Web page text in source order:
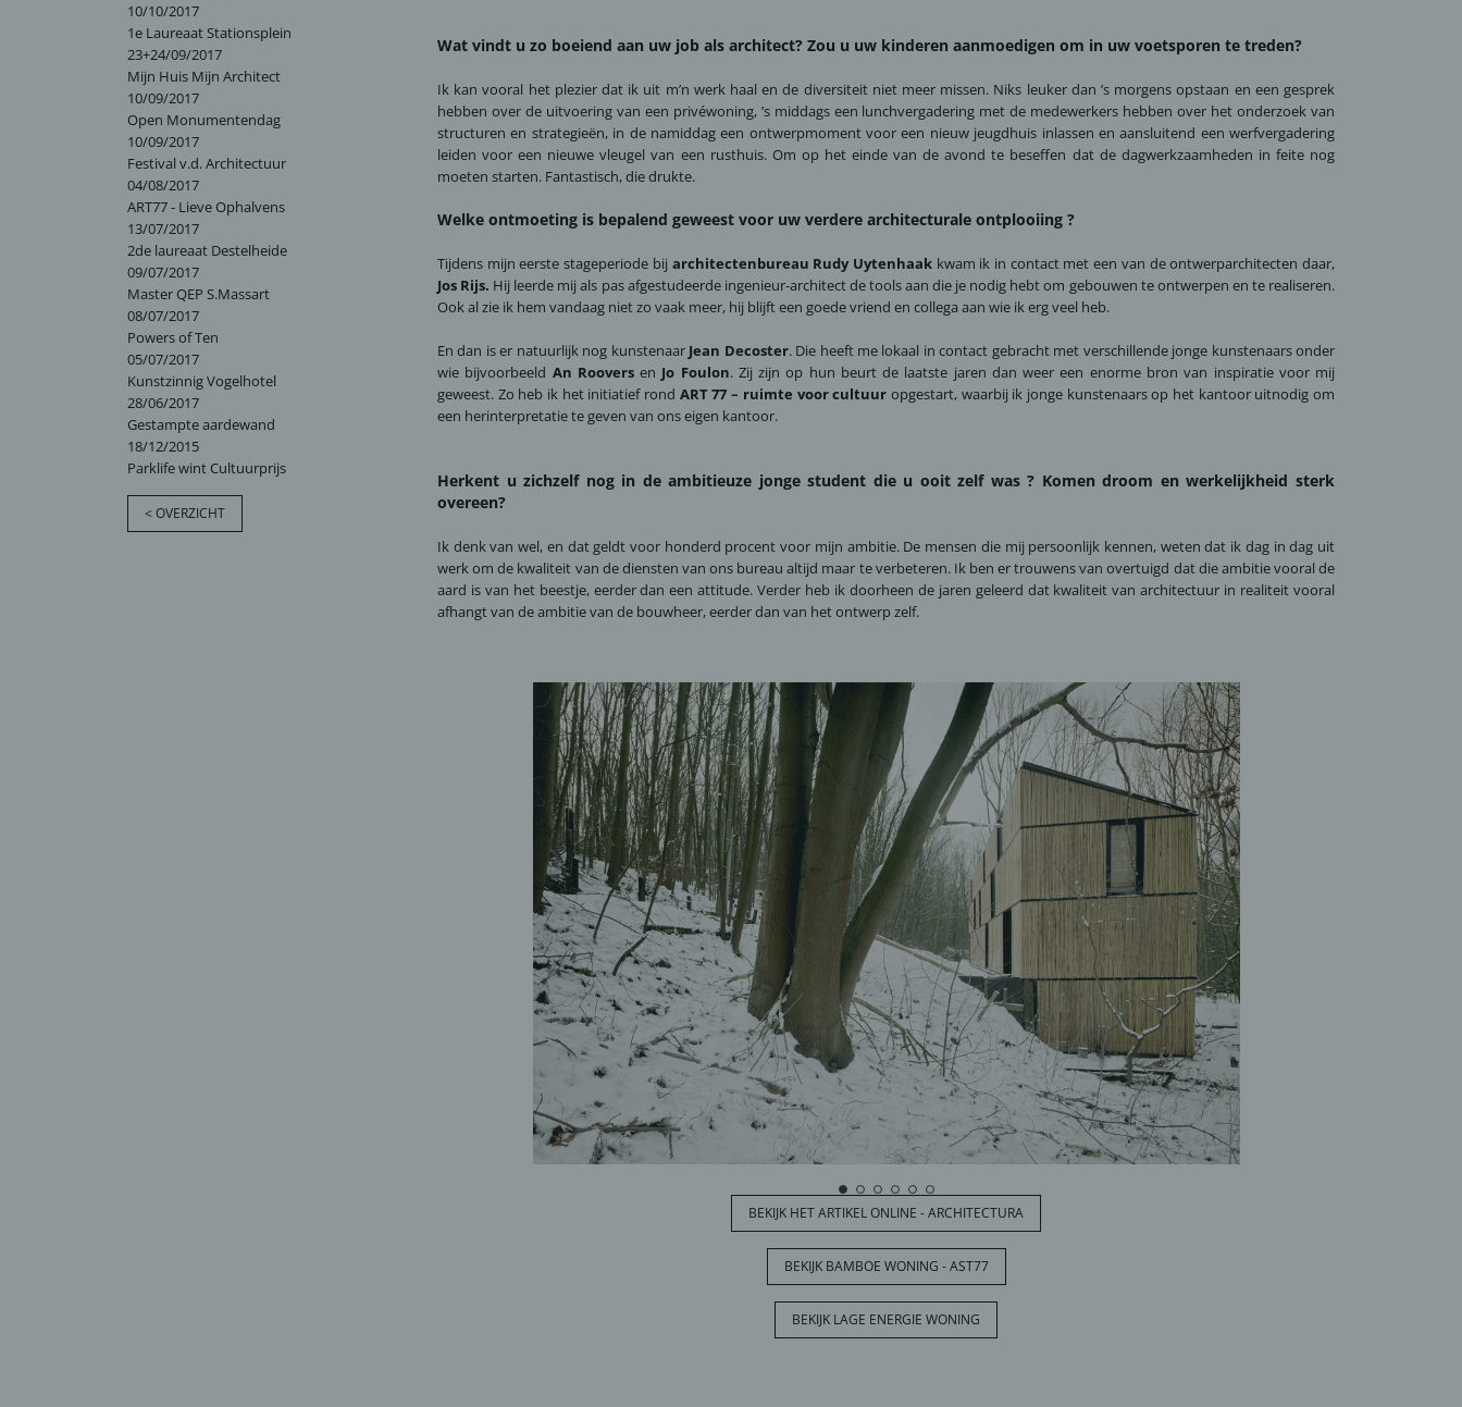
10/10/2017
1e Laureaat Stationsplein
23+24/09/2017
Mijn Huis Mijn Architect
10/09/2017
Open Monumentendag
10/09/2017
Festival v.d. Architectuur
04/08/2017
ART77 - Lieve Ophalvens
13/07/2017
2de laureaat Destelheide
09/07/2017
Master QEP S.Massart
08/07/2017
Powers of Ten
05/07/2017
Kunstzinnig Vogelhotel
28/06/2017
Gestampte aardewand
18/12/2015
Parklife wint Cultuurprijs
< OVERZICHT
Wat vindt u zo boeiend aan uw job als architect? Zou u uw kinderen aanmoedigen om in uw voetsporen te treden?
Ik kan vooral het plezier dat ik uit m’n werk haal en de diversiteit niet meer missen. Niks leuker dan ’s morgens opstaan en een gesprek
hebben over de uitvoering van een privéwoning, ’s middags een lunchvergadering met de medewerkers hebben over het onderzoek van
structuren en strategieën, in de namiddag een ontwerpmoment voor een nieuw jeugdhuis inlassen en aansluitend een werfvergadering
leiden voor een nieuwe vleugel van een rusthuis. Om op het einde van de avond te beseffen dat de dagwerkzaamheden in feite nog
moeten starten. Fantastisch, die drukte.
Welke ontmoeting is bepalend geweest voor uw verdere architecturale ontplooiing ?
Tijdens mijn eerste stageperiode bij architectenbureau Rudy Uytenhaakkwam ik in contact met een van de ontwerparchitecten daar,
Jos Rijs. Hij leerde mij als pas afgestudeerde ingenieur-architect de tools aan die je nodig hebt om gebouwen te ontwerpen en te realiseren.
Ook al zie ik hem vandaag niet zo vaak meer, hij blijft een goede vriend en collega aan wie ik erg veel heb.
En dan is er natuurlijk nog kunstenaar Jean Decoster. Die heeft me lokaal in contact gebracht met verschillende jonge kunstenaars onder
wie bijvoorbeeld An Rooversen Jo Foulon. Zij zijn op hun beurt de laatste jaren dan weer een enorme bron van inspiratie voor mij
geweest. Zo heb ik het initiatief rond ART 77 – ruimte voor cultuur opgestart, waarbij ik jonge kunstenaars op het kantoor uitnodig om
een herinterpretatie te geven van ons eigen kantoor.
Herkent u zichzelf nog in de ambitieuze jonge student die u ooit zelf was ? Komen droom en werkelijkheid sterk
overeen?
Ik denk van wel, en dat geldt voor honderd procent voor mijn ambitie. De mensen die mij persoonlijk kennen, weten dat ik dag in dag uit
werk om de kwaliteit van de diensten van ons bureau altijd maar te verbeteren. Ik ben er trouwens van overtuigd dat die ambitie vooral de
aard is van het beestje, eerder dan een attitude. Verder heb ik doorheen de jaren geleerd dat kwaliteit van architectuur in realiteit vooral
afhangt van de ambitie van de bouwheer, eerder dan van het ontwerp zelf.
BEKIJK HET ARTIKEL ONLINE - ARCHITECTURA
BEKIJK BAMBOE WONING - AST77
BEKIJK LAGE ENERGIE WONING